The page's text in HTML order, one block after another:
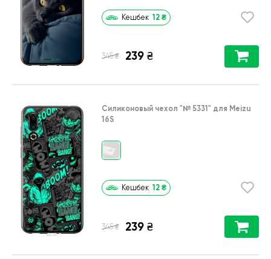
Кешбек 12 ₴
345 ₴ 239 ₴
Силиконовый чехол "№ 5331" для Meizu
16S
Кешбек 12 ₴
345 ₴ 239 ₴